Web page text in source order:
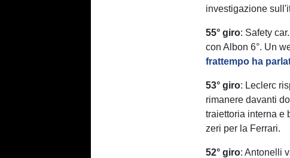
investigazione
55° giro: Safety
con Albon 6°. Un
frattempo ha
53° giro: Leclerc
rimanere davanti
traiettoria interna e
zeri per la Ferrari.
52° giro: Antonelli